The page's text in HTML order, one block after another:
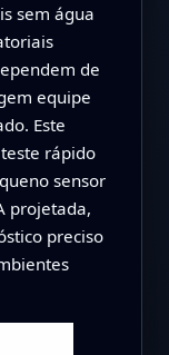
sem água
de
equipe
Este
rápido
sensor
projetada,
preciso